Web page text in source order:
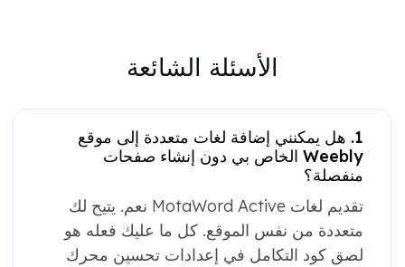
الأسئلة الشائعة
1. هل يمكنني إضافة لغات متعددة إلى موقع
Weebly الخاص بي دون إنشاء صفحات
منفصلة؟
نعم. يتيح لك MotaWord Active تقديم لغات
متعددة من نفس الموقع. كل ما عليك فعله هو
لصق كود التكامل في إعدادات تحسين محرك